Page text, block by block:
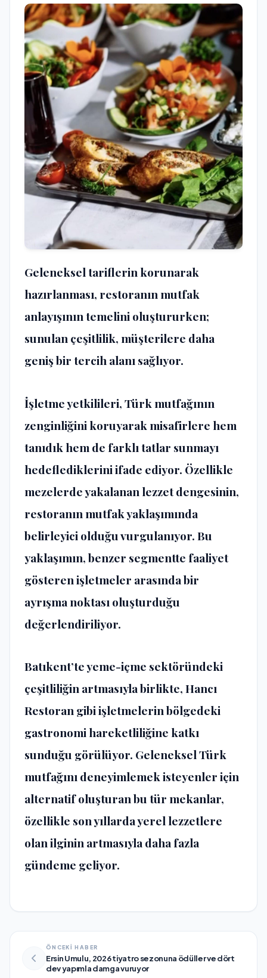
Geleneksel tariflerin korunarak
hazırlanması, restoranın mutfak
anlayışının temelini oluştururken;
sunulan çeşitlilik, müşterilere daha
geniş bir tercih alanı sağlıyor.
İşletme yetkilileri, Türk mutfağının
zenginliğini koruyarak misafirlere hem
tanıdık hem de farklı tatlar sunmayı
hedeflediklerini ifade ediyor. Özellikle
mezelerde yakalanan lezzet dengesinin,
restoranın mutfak yaklaşımında
belirleyici olduğu vurgulanıyor. Bu
yaklaşımın, benzer segmentte faaliyet
gösteren işletmeler arasında bir
ayrışma noktası oluşturduğu
değerlendiriliyor.
Batıkent’te yeme-içme sektöründeki
çeşitliliğin artmasıyla birlikte, Hancı
Restoran gibi işletmelerin bölgedeki
gastronomi hareketliliğine katkı
sunduğu görülüyor. Geleneksel Türk
mutfağını deneyimlemek isteyenler için
alternatif oluşturan bu tür mekanlar,
özellikle son yıllarda yerel lezzetlere
olan ilginin artmasıyla daha fazla
gündeme geliyor.
ÖNCEKİ HABER
Ersin Umulu, 2026 tiyatro sezonuna ödüller ve dört
dev yapımla damga vuruyor